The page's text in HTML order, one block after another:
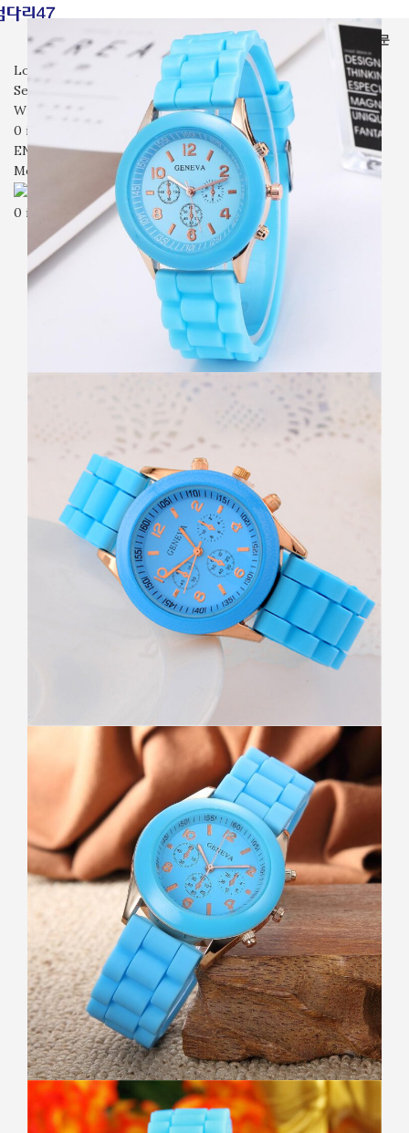
전체상품가면장난감시계잡화기타입고예정 회사소개자주묻는질문
문의
Login / Register
Search
Wishlist
0 items
ENG
Menu
0 items 0